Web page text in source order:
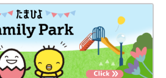
ル＞
教育サイト「命育」
表。
やインターネット企業を約15年経験